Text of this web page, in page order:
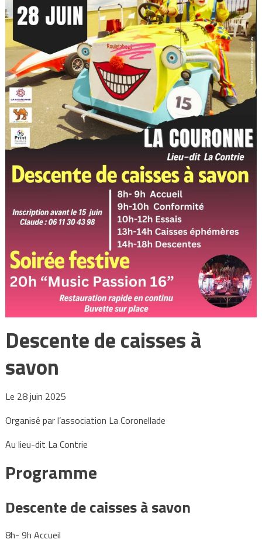
Descente de caisses à
savon
Le 28 juin 2025
Organisé par l’association La Coronellade
Au lieu-dit La Contrie
Programme
Descente de caisses à savon
8h- 9h Accueil